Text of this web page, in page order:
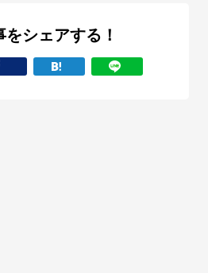
をシェアする！